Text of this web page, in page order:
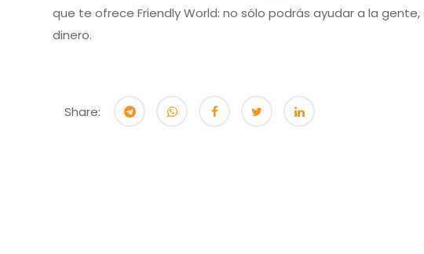
que te ofrece Friendly World: no sólo podrás ayudar a la
dinero.
Share: